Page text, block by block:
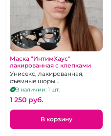
Маска "ИнтимХаус"
лакированная с клепками
Унисекс, лакированная,
съемные шоры,
никелированная фурнитура,
регулировка обхвата при
помощи пряжки
В наличии: 1 шт.
1 250 pуб.
В корзину